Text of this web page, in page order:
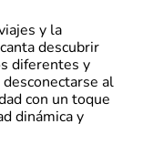
y la
descubrir
diferentes y
al
con un toque
dinámica y